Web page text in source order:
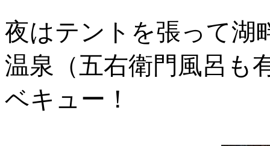
夜はテントを張って湖
温泉（五右衛門風呂も
ベキュー！